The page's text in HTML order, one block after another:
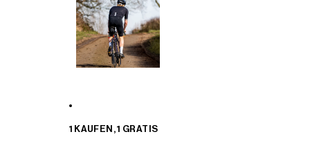
1 KAUFEN, 1 GRATIS